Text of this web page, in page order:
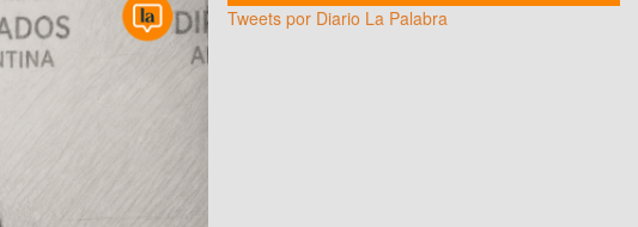
Tweets por Diario La Palabra